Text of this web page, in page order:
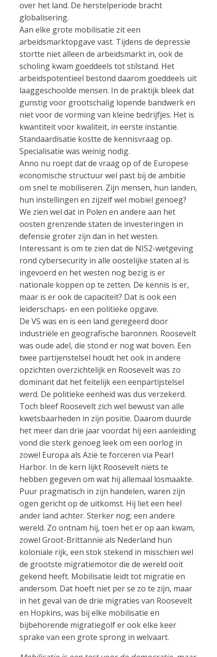
over het land. De herstelperiode bracht
globalisering.
Aan elke grote mobilisatie zit een
arbeidsmarktopgave vast. Tijdens de depressie
stortte niet alleen de arbeidsmarkt in, ook de
scholing kwam goeddeels tot stilstand. Het
arbeidspotentieel bestond daarom goeddeels uit
laaggeschoolde mensen. In de praktijk bleek dat
gunstig voor grootschalig lopende bandwerk en
niet voor de vorming van kleine bedrijfjes. Het is
kwantiteit voor kwaliteit, in eerste instantie.
Standaardisatie kostte de kennisvraag op.
Specialisatie was weinig nodig.
Anno nu roept dat de vraag op of de Europese
economische structuur wel past bij de ambitie
om snel te mobiliseren. Zijn mensen, hun landen,
hun instellingen en zijzelf wel mobiel genoeg?
We zien wel dat in Polen en andere aan het
oosten grenzende staten de investeringen in
defensie groter zijn dan in het westen.
Interessant is om te zien dat de NIS2-wetgeving
rond cybersecurity in alle oostelijke staten al is
ingevoerd en het westen nog bezig is er
nationale koppen op te zetten. De kennis is er,
maar is er ook de capaciteit? Dat is ook een
leiderschaps- en een politieke opgave.
De VS was en is een land geregeerd door
industriële en geografische baronnen. Roosevelt
was oude adel, die stond er nog wat boven. Een
twee partijenstelsel houdt het ook in andere
opzichten overzichtelijk en Roosevelt was zo
dominant dat het feitelijk een eenpartijstelsel
werd. De politieke eenheid was dus verzekerd.
Toch bleef Roosevelt zich wel bewust van alle
kwetsbaarheden in zijn positie. Daarom duurde
het meer dan drie jaar voordat hij een aanleiding
vond die sterk genoeg leek om een oorlog in
zowel Europa als Azië te forceren via Pearl
Harbor. In de kern lijkt Roosevelt niets te
hebben gegeven om wat hij allemaal losmaakte.
Puur pragmatisch in zijn handelen, waren zijn
ogen gericht op de uitkomst. Hij liet een heel
ander land achter. Sterker nog; een andere
wereld. Zo ontnam hij, toen het er op aan kwam,
zowel Groot-Brittannië als Nederland hun
koloniale rijk, een stok stekend in misschien wel
de grootste migratiemotor die de wereld ooit
gekend heeft. Mobilisatie leidt tot migratie en
andersom. Dat hoeft niet per se zo te zijn, maar
in het geval van de drie migraties van Roosevelt
en Hopkins, was bij elke mobilisatie en
bijbehorende migratiegolf er ook elke keer
sprake van een grote sprong in welvaart.